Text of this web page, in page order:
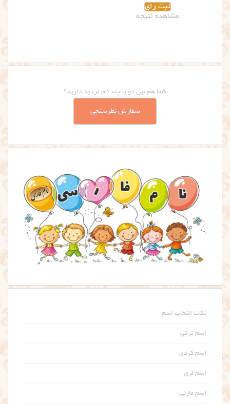
شما هم بین دو یا چند نام تردید دارید؟
سفارش نظرسنجی
نکات انتخاب اسم
اسم ترکی
اسم کردی
اسم لری
اسم مازنی